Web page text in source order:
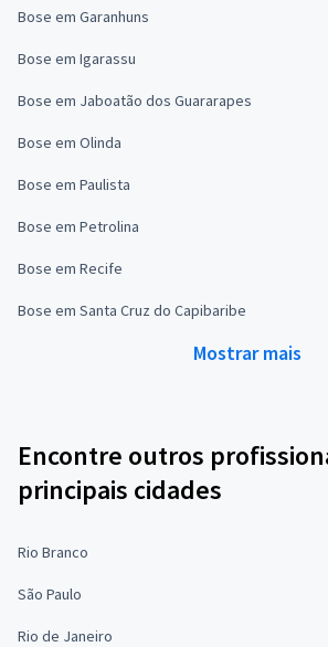
Bose em Garanhuns
Bose em Igarassu
Bose em Jaboatão dos Guararapes
Bose em Olinda
Bose em Paulista
Bose em Petrolina
Bose em Recife
Bose em Santa Cruz do Capibaribe
Mostrar mais
Encontre outros
principais cidades
Rio Branco
São Paulo
Rio de Janeiro